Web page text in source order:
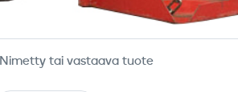
Nimetty tai vastaava tuote